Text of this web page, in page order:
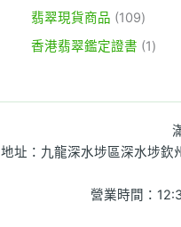
翡翠現貨商品
109
香港翡翠鑑定證書
1
地址：九龍深水埗區深水埗
營業時間：